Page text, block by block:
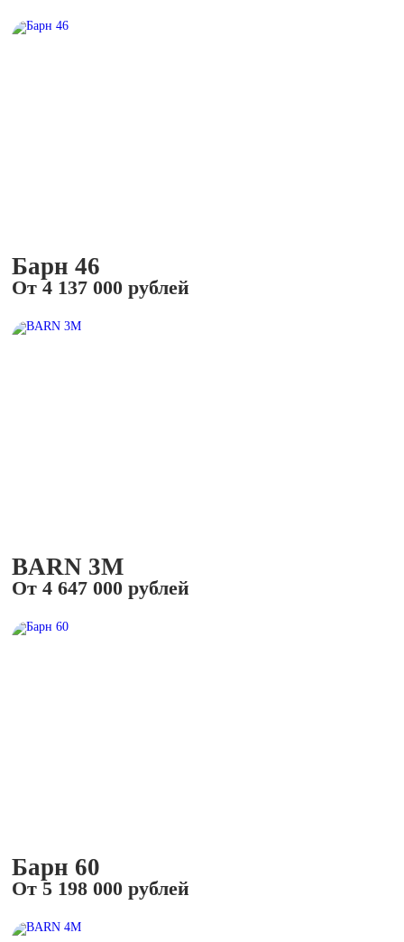
Барн 46
От 4 137 000 рублей
BARN 3M
От 4 647 000 рублей
Барн 60
От 5 198 000 рублей